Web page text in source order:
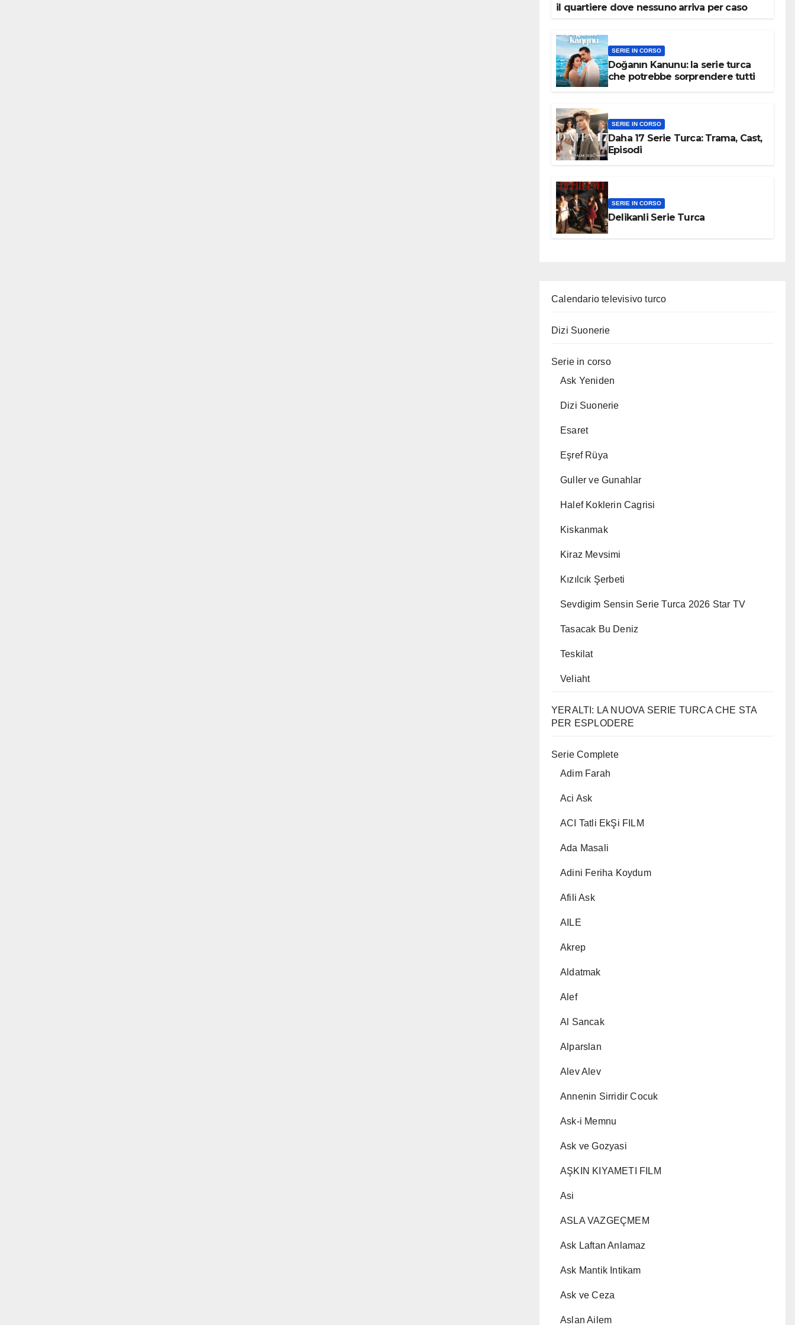
il quartiere dove nessuno arriva per caso
SERIE IN CORSO
Doğanın Kanunu: la serie turca
che potrebbe sorprendere tutti
SERIE IN CORSO
Daha 17 Serie Turca: Trama, Cast,
Episodi
SERIE IN CORSO
Delikanli Serie Turca
Calendario televisivo turco
Dizi Suonerie
Serie in corso
Ask Yeniden
Dizi Suonerie
Esaret
Eşref Rüya
Guller ve Gunahlar
Halef Koklerin Cagrisi
Kiskanmak
Kiraz Mevsimi
Kızılcık Şerbeti
Sevdigim Sensin Serie Turca 2026 Star TV
Tasacak Bu Deniz
Teskilat
Veliaht
YERALTI: LA NUOVA SERIE TURCA CHE STA
PER ESPLODERE
Serie Complete
Adim Farah
Aci Ask
ACI Tatli EkŞi FILM
Ada Masali
Adini Feriha Koydum
Afili Ask
AILE
Akrep
Aldatmak
Alef
Al Sancak
Alparslan
Alev Alev
Annenin Sirridir Cocuk
Ask-i Memnu
Ask ve Gozyasi
AŞKIN KIYAMETI FILM
Asi
ASLA VAZGEÇMEM
Ask Laftan Anlamaz
Ask Mantik Intikam
Ask ve Ceza
Aslan Ailem